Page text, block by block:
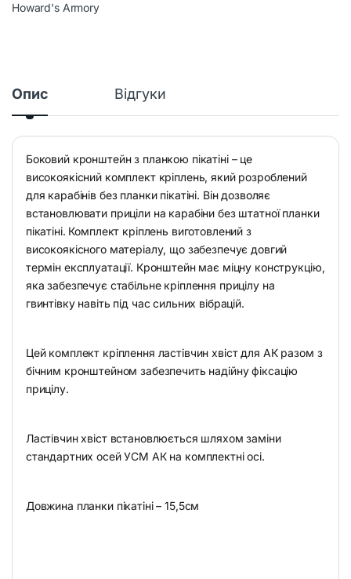
Howard's Armory
Опис Відгуки
Боковий кронштейн з планкою пікатіні – це
високоякісний комплект кріплень, який розроблений
для карабінів без планки пікатіні. Він дозволяє
встановлювати приціли на карабіни без штатної планки
пікатіні. Комплект кріплень виготовлений з
високоякісного матеріалу, що забезпечує довгий
термін експлуатації. Кронштейн має міцну конструкцію,
яка забезпечує стабільне кріплення прицілу на
гвинтівку навіть під час сильних вібрацій.
Цей комплект кріплення ластівчин хвіст для АК разом з
бічним кронштейном забезпечить надійну фіксацію
прицілу.
Ластівчин хвіст встановлюється шляхом заміни
стандартних осей УСМ АК на комплектні осі.
Довжина планки пікатіні – 15,5см